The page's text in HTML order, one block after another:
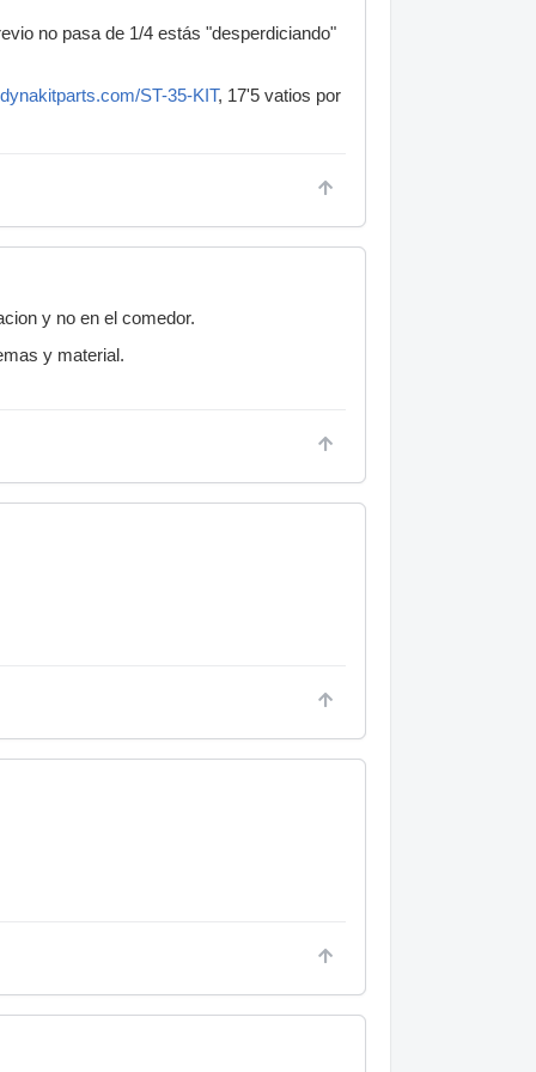
no pasa de 1/4 estás "desperdiciando"
ST-35-KIT, 17'5 vatios por
y no en el comedor.
y material.